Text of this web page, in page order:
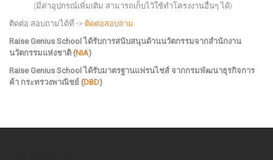
(มีค่าอุปกรณ์เพิ่มเติม สามารถเก็บไว้ใช้ทำโครงงานอื่นๆ ได้)
ติดต่อ สอบถามได้ที่ -> ติดต่อสอบถาม
Raise Genius School ได้รับการสนับสนุนด้านนวัตกรรมจากสำนักงาน
นวัตกรรมแห่งชาติ (NIA)
Raise Genius School ได้รับมาตรฐานแฟรนไชส์ จากกรมพัฒนาธุรกิจการ
ค้า กระทรวงพาณิชย์ (DBD)